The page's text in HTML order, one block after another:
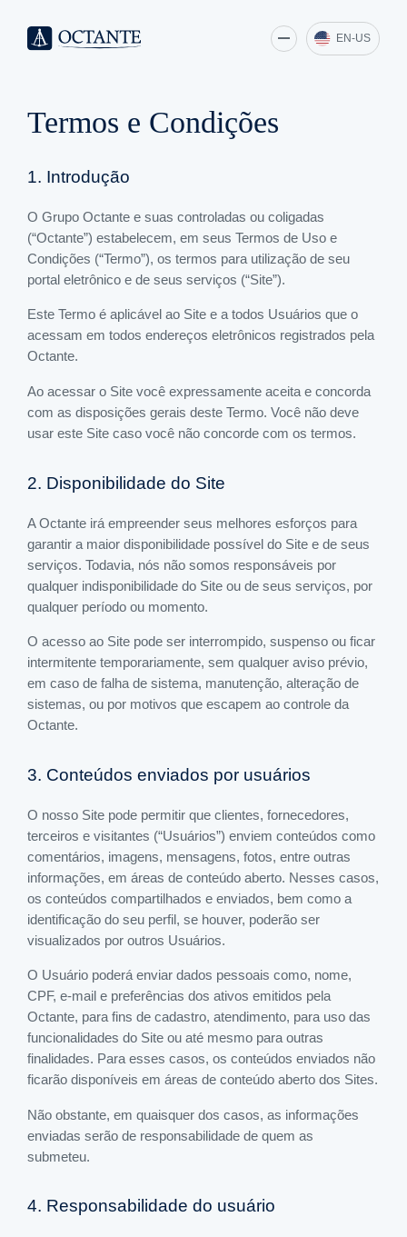
EN-US
Termos e Condições
1. Introdução
O Grupo Octante e suas controladas ou coligadas
(“Octante”) estabelecem, em seus Termos de Uso e
Condições (“Termo”), os termos para utilização de seu
portal eletrônico e de seus serviços (“Site”).
Este Termo é aplicável ao Site e a todos Usuários que o
acessam em todos endereços eletrônicos registrados pela
Octante.
Ao acessar o Site você expressamente aceita e concorda
com as disposições gerais deste Termo. Você não deve
usar este Site caso você não concorde com os termos.
2. Disponibilidade do Site
A Octante irá empreender seus melhores esforços para
garantir a maior disponibilidade possível do Site e de seus
serviços. Todavia, nós não somos responsáveis por
qualquer indisponibilidade do Site ou de seus serviços, por
qualquer período ou momento.
O acesso ao Site pode ser interrompido, suspenso ou ficar
intermitente temporariamente, sem qualquer aviso prévio,
em caso de falha de sistema, manutenção, alteração de
sistemas, ou por motivos que escapem ao controle da
Octante.
3. Conteúdos enviados por usuários
O nosso Site pode permitir que clientes, fornecedores,
terceiros e visitantes (“Usuários”) enviem conteúdos como
comentários, imagens, mensagens, fotos, entre outras
informações, em áreas de conteúdo aberto. Nesses casos,
os conteúdos compartilhados e enviados, bem como a
identificação do seu perfil, se houver, poderão ser
visualizados por outros Usuários.
O Usuário poderá enviar dados pessoais como, nome,
CPF, e-mail e preferências dos ativos emitidos pela
Octante, para fins de cadastro, atendimento, para uso das
funcionalidades do Site ou até mesmo para outras
finalidades. Para esses casos, os conteúdos enviados não
ficarão disponíveis em áreas de conteúdo aberto dos Sites.
Não obstante, em quaisquer dos casos, as informações
enviadas serão de responsabilidade de quem as
submeteu.
4. Responsabilidade do usuário